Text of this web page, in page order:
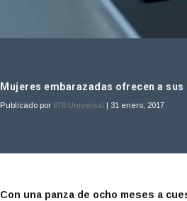
Mujeres embarazadas ofrecen a
Publicado por 970 Universal | 31 enero, 2017
Con una panza de ocho meses a